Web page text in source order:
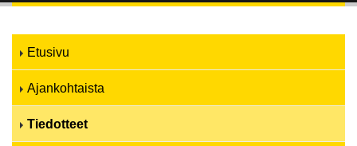
Etusivu
Ajankohtaista
Tiedotteet